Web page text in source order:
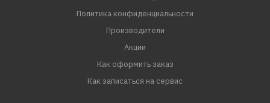
Политика конфиденциальности
Производители
Акции
Как оформить заказ
Как записаться на сервис